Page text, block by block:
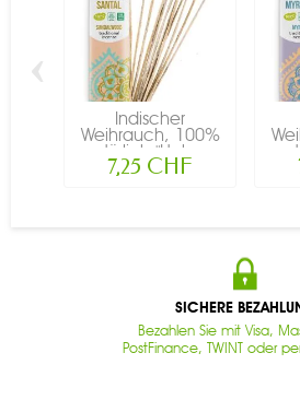
Indischer
Weihrauch, 100%
natürlich "Hohe...
7,25 CHF
‹
SICHERE
Bezahlen Sie mit Visa,
PostFinance, TWINT oder